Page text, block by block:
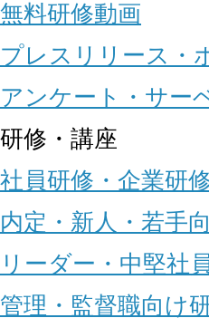
無料研修動画
プレスリリース・
アンケート・サー
研修・講座
社員研修・企業研
内定・新人・若手
リーダー・中堅社
管理・監督職向け